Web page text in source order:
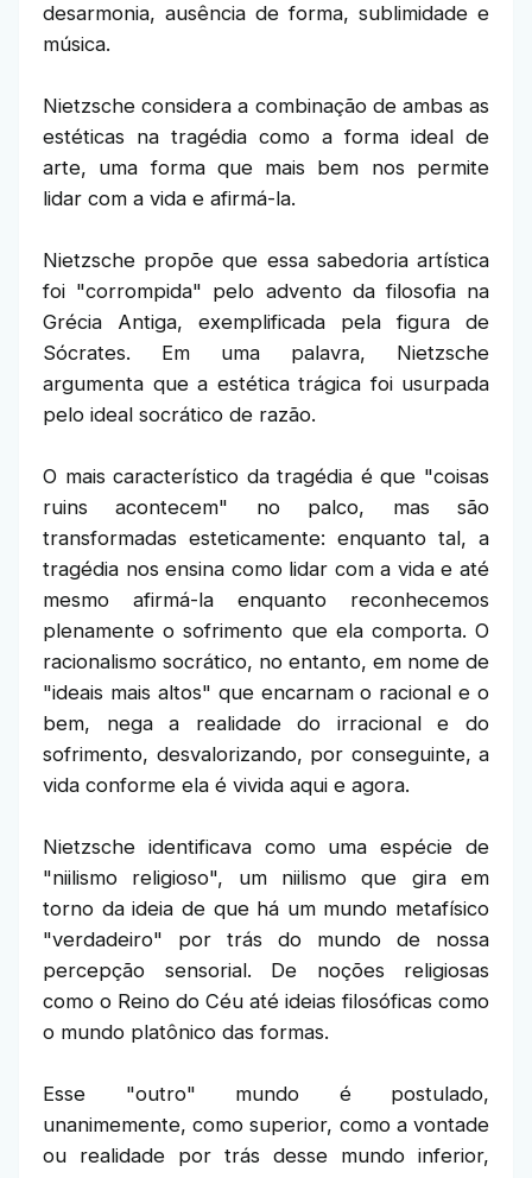
desarmonia, ausência de forma, sublimidade e
música.
Nietzsche considera a combinação de ambas as
estéticas na tragédia como a forma ideal de
arte, uma forma que mais bem nos permite
lidar com a vida e afirmá-la.
Nietzsche propõe que essa sabedoria artística
foi "corrompida" pelo advento da filosofia na
Grécia Antiga, exemplificada pela figura de
Sócrates. Em uma palavra, Nietzsche
argumenta que a estética trágica foi usurpada
pelo ideal socrático de razão.
O mais característico da tragédia é que "coisas
ruins acontecem" no palco, mas são
transformadas esteticamente: enquanto tal, a
tragédia nos ensina como lidar com a vida e até
mesmo afirmá-la enquanto reconhecemos
plenamente o sofrimento que ela comporta. O
racionalismo socrático, no entanto, em nome de
"ideais mais altos" que encarnam o racional e o
bem, nega a realidade do irracional e do
sofrimento, desvalorizando, por conseguinte, a
vida conforme ela é vivida aqui e agora.
Nietzsche identificava como uma espécie de
"niilismo religioso", um niilismo que gira em
torno da ideia de que há um mundo metafísico
"verdadeiro" por trás do mundo de nossa
percepção sensorial. De noções religiosas
como o Reino do Céu até ideias filosóficas como
o mundo platônico das formas.
Esse "outro" mundo é postulado,
unanimemente, como superior, como a vontade
ou realidade por trás desse mundo inferior,